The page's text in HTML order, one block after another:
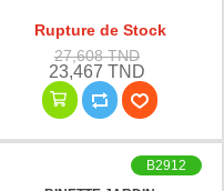
Rupture de Stock
27,608 TND
23,467 TND
B2912